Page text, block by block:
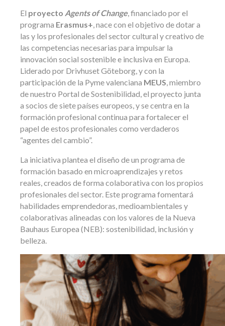
El proyecto Agents of Change, financiado por el
programa Erasmus+, nace con el objetivo de dotar a
las y los profesionales del sector cultural y creativo de
las competencias necesarias para impulsar la
innovación social sostenible e inclusiva en Europa.
Liderado por Drivhuset Göteborg, y con la
participación de la Pyme valenciana MEUS, miembro
de nuestro Portal de Sostenibilidad, el proyecto junta
a socios de siete países europeos, y se centra en la
formación profesional continua para fortalecer el
papel de estos profesionales como verdaderos
“agentes del cambio”.
La iniciativa plantea el diseño de un programa de
formación basado en microaprendizajes y retos
reales, creados de forma colaborativa con los propios
profesionales del sector. Este programa fomentará
habilidades emprendedoras, medioambientales y
colaborativas alineadas con los valores de la Nueva
Bauhaus Europea (NEB): sostenibilidad, inclusión y
belleza.